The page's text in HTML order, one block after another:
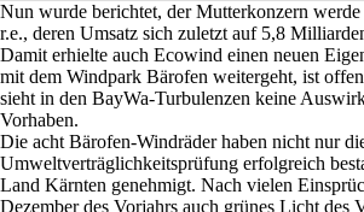
Nun wurde berichtet, der Mutterkonzern
r.e., deren Umsatz sich zuletzt auf 5,8
Damit erhielte auch Ecowind einen neuen
mit dem Windpark Bärofen weitergeht, ist
sieht in den BayWa-Turbulenzen keine
Vorhaben.
Die acht Bärofen-Windräder haben nicht nur
Umweltverträglichkeitsprüfung erfolgreich
Land Kärnten genehmigt. Nach vielen
Dezember des Vorjahrs auch grünes Licht des